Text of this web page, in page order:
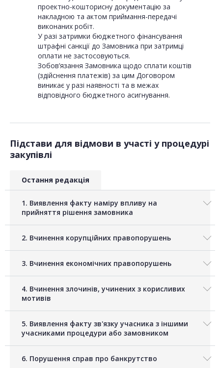
проектно-кошторисну документацію за
накладною та актом приймання-передачі
виконаних робіт.
У разі затримки бюджетного фінансування
штрафні санкції до Замовника при затримці
оплати не застосовуються.
Зобов’язання Замовника щодо сплати коштів
(здійснення платежів) за цим Договором
виникає у разі наявності та в межах
відповідного бюджетного асигнування.
Підстави для відмови в участі у процедурі
закупівлі
Остання редакція
1. Виявлення факту наміру впливу на
прийняття рішення замовника
2. Вчинення корупційних правопорушень
3. Вчинення економічних правопорушень
4. Вчинення злочинів, учинених з корисливих
мотивів
5. Виявлення факту зв'язку учасника з іншими
учасниками процедури або замовником
6. Порушення справ про банкрутство